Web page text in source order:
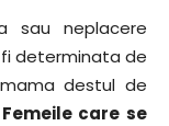
sau neplacere
determinata de
destul de
Femeile care se